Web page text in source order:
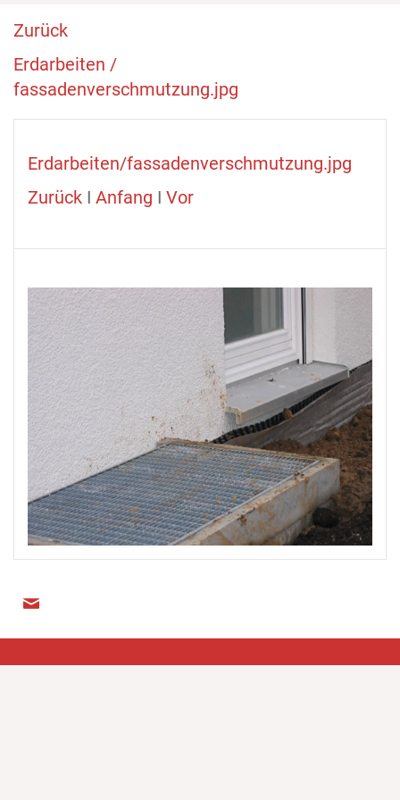
Zurück
Erdarbeiten /
fassadenverschmutzung.jpg
Erdarbeiten/fassadenverschmutzung.jpg
Zurück I Anfang I Vor